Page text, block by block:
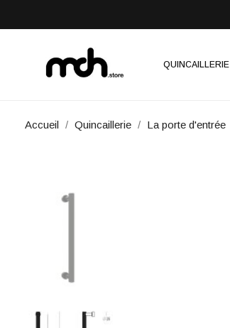
QUINCAILLERIE
Accueil Quincaillerie La porte d'entrée